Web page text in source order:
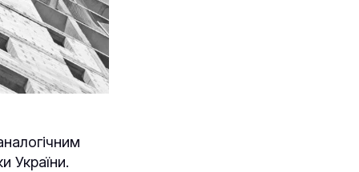
України.